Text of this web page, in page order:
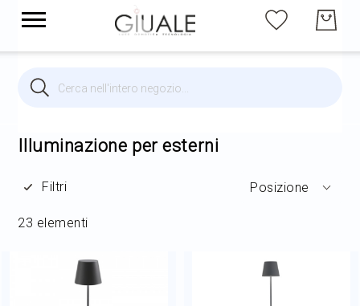
CercaBrands
Illuminazione per interni
Illuminazione per esterni
Illuminazione per esterni
23 elementi
Filtri Posizione